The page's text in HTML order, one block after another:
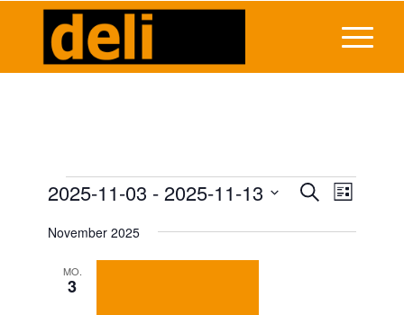
Veranstaltungen SucheListe
2025-11-03 - 2025-11-13
wählen.
November 2025
MO.
3